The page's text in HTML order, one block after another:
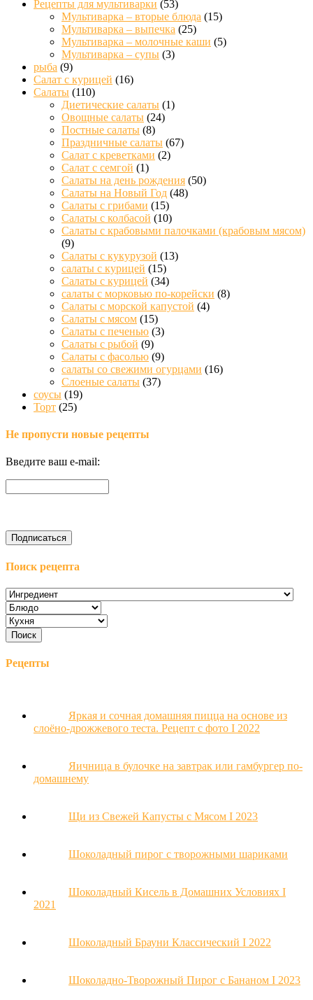
Рецепты для мультиварки (53)
Мультиварка – вторые блюда (15)
Мультиварка – выпечка (25)
Мультиварка – молочные каши (5)
Мультиварка – супы (3)
рыба (9)
Салат с курицей (16)
Салаты (110)
Диетические салаты (1)
Овощные салаты (24)
Постные салаты (8)
Праздничные салаты (67)
Салат с креветками (2)
Салат с семгой (1)
Салаты на день рождения (50)
Салаты на Новый Год (48)
Салаты с грибами (15)
Салаты с колбасой (10)
Салаты с крабовыми палочками (крабовым мясом)
(9)
Салаты с кукурузой (13)
салаты с курицей (15)
Салаты с курицей (34)
салаты с морковью по-корейски (8)
Салаты с морской капустой (4)
Салаты с мясом (15)
Салаты с печенью (3)
Салаты с рыбой (9)
Салаты с фасолью (9)
салаты со свежими огурцами (16)
Слоеные салаты (37)
соусы (19)
Торт (25)
Не пропусти новые рецепты
Введите ваш e-mail:
Поиск рецепта
Рецепты
Яркая и сочная домашняя пицца на основе из
слоёно-дрожжевого теста. Рецепт с фото Ι 2022
Яичница в булочке на завтрак или гамбургер по-
домашнему
Щи из Свежей Капусты с Мясом Ι 2023
Шоколадный пирог с творожными шариками
Шоколадный Кисель в Домашних Условиях Ι
2021
Шоколадный Брауни Классический Ι 2022
Шоколадно-Творожный Пирог с Бананом Ι 2023